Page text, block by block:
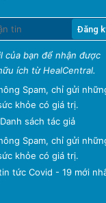
của bạn để nhận được
ích từ HealCentral.
Spam, chỉ gửi
khỏe có giá trị.
Danh sách tác giả
Spam, chỉ gửi
khỏe có giá trị.
tức Covid - 19 mới